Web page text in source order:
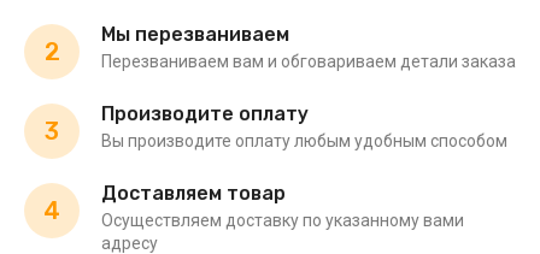
2
Мы перезваниваем
Перезваниваем вам и обговариваем детали заказа
3
Производите оплату
Вы производите оплату любым удобным способом
4
Доставляем товар
Осуществляем доставку по указанному вами
адресу